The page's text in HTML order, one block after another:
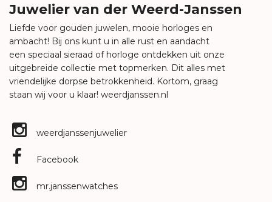
Juwelier van der Weerd-Janssen
Liefde voor gouden juwelen, mooie horloges en
ambacht! Bij ons kunt u in alle rust en aandacht
een speciaal sieraad of horloge ontdekken uit onze
uitgebreide collectie met topmerken. Dit alles met
vriendelijke dorpse betrokkenheid. Kortom, graag
staan wij voor u klaar! weerdjanssen.nl
weerdjanssenjuwelier
Facebook
mr.janssenwatches